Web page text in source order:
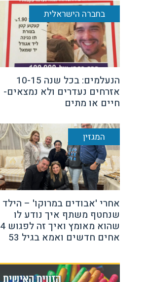
בחברה הישראלית
הנעלמים: בכל שנה 10-15
אזרחים נעדרים ולא נמצאים-
חיים או מתים
המגזין
אחרי 'אבודים במרוקו' – הילד
שנחטף משתף איך נודע לו
שהוא מאומץ ואיך זה לפגוש 4
אחים חדשים ואמא בגיל 53